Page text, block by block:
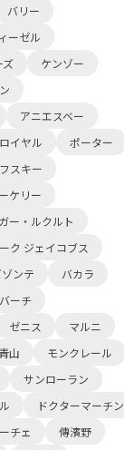
バリー
ーゼル
ズ
ケンゾー
アニエスベー
イヤル
ポーター
スキー
ケリー
ー・ルクルト
ク ジェイコブス
ンテ
バカラ
ーチ
ゼニス
マルニ
山
モンクレール
サンローラン
ドクターマーチン
チェ
傳濱野